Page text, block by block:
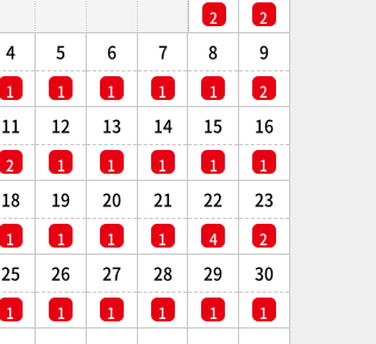
2 2
4
1
5
1
6
1
7
1
8
1
9
2
11
2
12
1
13
1
14
1
15
1
16
1
18
1
19
1
20
1
21
1
22
4
23
2
25
1
26
1
27
1
28
1
29
1
30
1